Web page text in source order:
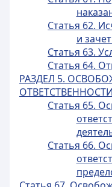
Статья 62.
и
Статья 63.
Статья 64.
РАЗДЕЛ 5.
Статья 65.
Статья 66.